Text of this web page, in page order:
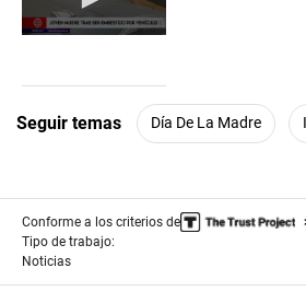
minutes,
9
Seguir temas Día De La Madre
Conforme a los criterios de
Tipo de trabajo:
Noticias